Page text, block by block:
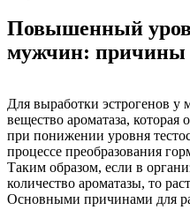
Повышенный
мужчин: причины
Для выработки эстрогенов у
вещество ароматаза, которая
при понижении уровня
процессе преобразования
Таким образом, если в
количество ароматазы, то
Основными причинами для